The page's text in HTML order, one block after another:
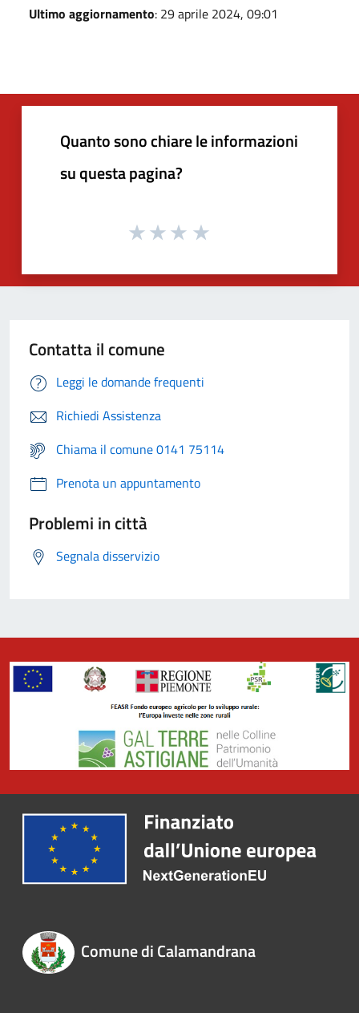
Ultimo aggiornamento: 29 aprile 2024, 09:01
Quanto sono chiare le informazioni
su questa pagina?
Contatta il comune
Leggi le domande frequenti
Richiedi Assistenza
Chiama il comune 0141 75114
Prenota un appuntamento
Problemi in città
Segnala disservizio
Comune di Calamandrana